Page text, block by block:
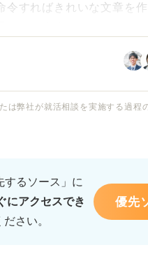
令すればきれいな文章を
章になってしまったり、
からすれば、ChatGPT
って作成している書類っ
うな場面でどのように活
は弊社が就活相談を実施する過程
するソース」に
にアクセスでき
さい。
優先